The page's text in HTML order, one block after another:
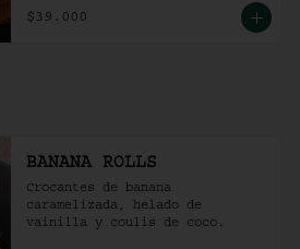
$39.000
BANANA ROLLS
Crocantes de banana
caramelizada, helado de
vainilla y coulis de coco.